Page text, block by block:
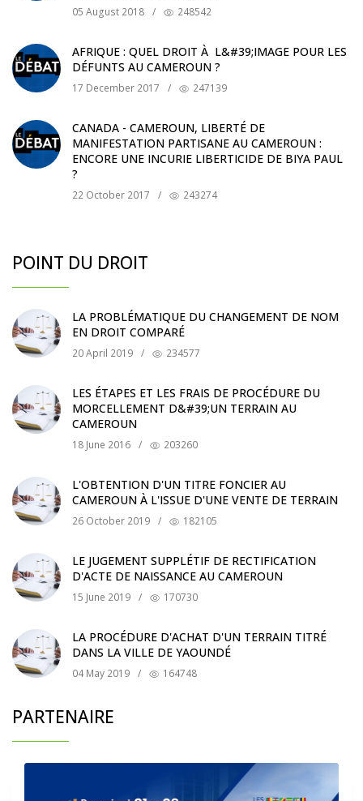
05 August 2018 / 248542
AFRIQUE : QUEL DROIT À L&#39;IMAGE POUR LES
DÉFUNTS AU CAMEROUN ?
17 December 2017 / 247139
CANADA - CAMEROUN, LIBERTÉ DE
MANIFESTATION PARTISANE AU CAMEROUN :
ENCORE UNE INCURIE LIBERTICIDE DE BIYA PAUL
?
22 October 2017 / 243274
POINT DU DROIT
LA PROBLÉMATIQUE DU CHANGEMENT DE NOM
EN DROIT COMPARÉ
20 April 2019 / 234577
LES ÉTAPES ET LES FRAIS DE PROCÉDURE DU
MORCELLEMENT D&#39;UN TERRAIN AU
CAMEROUN
18 June 2016 / 203260
L'OBTENTION D'UN TITRE FONCIER AU
CAMEROUN À L'ISSUE D'UNE VENTE DE TERRAIN
26 October 2019 / 182105
LE JUGEMENT SUPPLÉTIF DE RECTIFICATION
D'ACTE DE NAISSANCE AU CAMEROUN
15 June 2019 / 170730
LA PROCÉDURE D'ACHAT D'UN TERRAIN TITRÉ
DANS LA VILLE DE YAOUNDÉ
04 May 2019 / 164748
PARTENAIRE